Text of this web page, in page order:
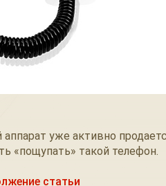
аппарат уже активно
«пощупать» такой телефон.
статьи